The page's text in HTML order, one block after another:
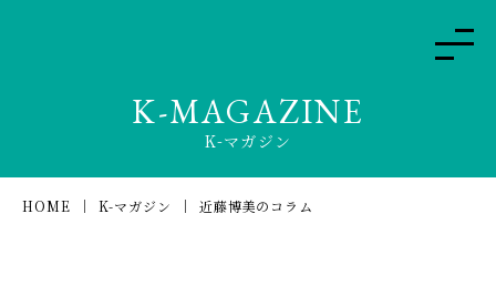
K-MAGAZINE
K-マガジン
HOME K-マガジン 近藤博美のコラム